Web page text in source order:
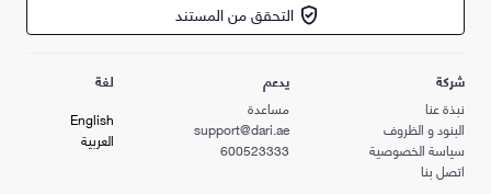
التحقق من المستند
شركة
نبذة عنا
البنود و الظروف
سياسة الخصوصية
اتصل بنا
يدعم
مساعدة
support@dari.ae
600523333
لغة
English
العربية